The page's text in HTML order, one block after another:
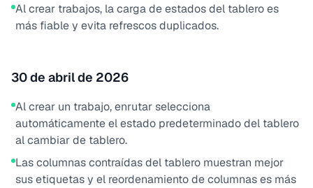
Al crear trabajos, la carga de estados del tablero es
más fiable y evita refrescos duplicados.
30 de abril de 2026
Al crear un trabajo, enrutar selecciona
automáticamente el estado predeterminado del tablero
al cambiar de tablero.
Las columnas contraídas del tablero muestran mejor
sus etiquetas y el reordenamiento de columnas es más